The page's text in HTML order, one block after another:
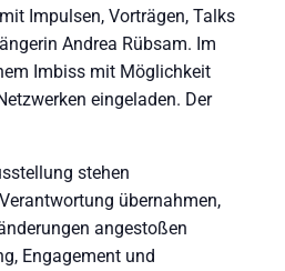
Impulsen, Vorträgen, Talks
Andrea Rübsam. Im
Imbiss mit Möglichkeit
eingeladen. Der
stehen
übernahmen,
angestoßen
Engagement und